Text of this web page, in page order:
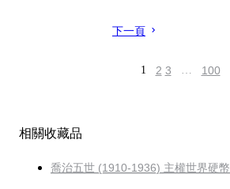
下一頁
1 2 3 … 100
相關收藏品
喬治五世 (1910-1936) 主權世界硬幣